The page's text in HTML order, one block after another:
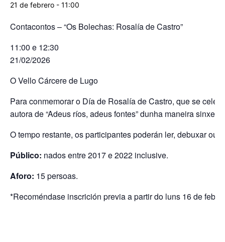
21 de febrero - 11:00
Contacontos – “Os Bolechas: Rosalía de Castro”
11:00 e 12:30
21/02/2026
O Vello Cárcere de Lugo
Para conmemorar o Día de Rosalía de Castro, que se
autora de “Adeus ríos, adeus fontes” dunha maneira sinxela
O tempo restante, os participantes poderán ler, debuxar ou
Público: nados entre 2017 e 2022 inclusive.
Aforo: 15 persoas.
*Recoméndase inscrición previa a partir do luns 16 de